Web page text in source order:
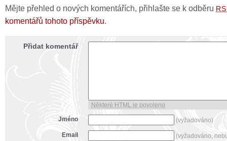
Mějte přehled o nových komentářích, přihlašte se k odběru
komentářů tohoto příspěvku.
Přidat komentář
Některé HTML je povoleno
Jméno
(vyžadováno)
Email
(vyžadováno,